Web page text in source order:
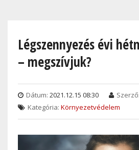
contentLégszennyezés évi
– megszívjuk?
Dátum: 2021.12.15 08:30 Szerző:
Kategória: Környezetvédelem